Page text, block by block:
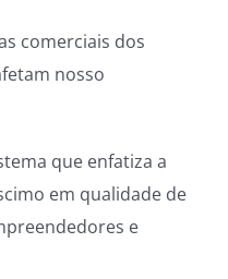
comerciais dos
nosso
que enfatiza a
em qualidade de
e